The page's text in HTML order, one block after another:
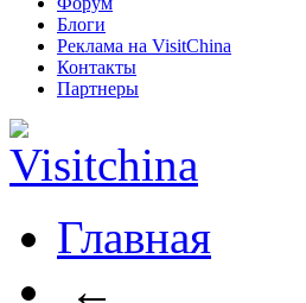
Блоги
Реклама на VisitChina
Контакты
Партнеры
Главная
←